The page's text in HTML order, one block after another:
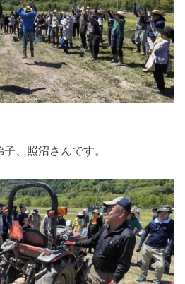
、照沼さんです。